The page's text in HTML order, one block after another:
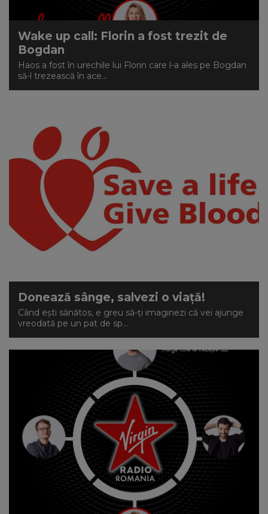
Wake up call: Florin a fost trezit de
Bogdan
Haos a fost în urechile lui Florin care l-a ales pe Bogdan
să-l trezească în ace...
Donează sânge, salvezi o viață!
Când ești sănătos, e greu să-ți imaginezi că vei ajunge
vreodată pe un pat de sp...